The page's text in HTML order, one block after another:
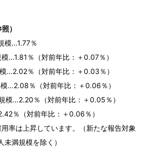
）
模…1.77％
…1.81％（対前年比：＋0.07％）
…2.02％（対前年比：＋0.03％）
…2.08％（対前年比：＋0.06％）
模…2.20％（対前年比：＋0.05％）
％（対前年比：＋0.06％）
率は上昇しています。（新たな報告対象
満規模を除く）